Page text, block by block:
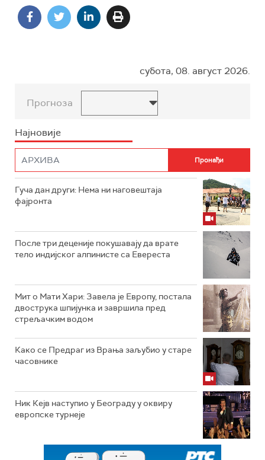
субота, 08. август 2026.
Прогноза
Најновије
Гуча дан други: Нема ни наговештаја
фајронта
После три деценије покушавају да врате
тело индијског алпинисте са Евереста
Мит о Мати Хари: Завела је Европу, постала
двострука шпијунка и завршила пред
стрељачким водом
Како се Предраг из Врања заљубио у старе
часовнике
Ник Кејв наступио у Београду у оквиру
европске турнеје